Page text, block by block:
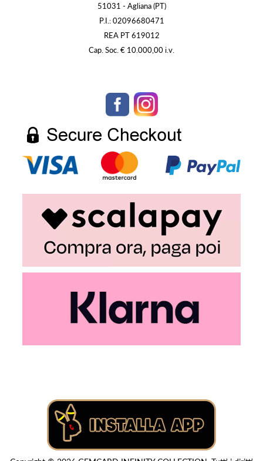
51031 - Agliana (PT)
P.I.: 02096680471
REA PT 619012
Cap. Soc. € 10.000,00 i.v.